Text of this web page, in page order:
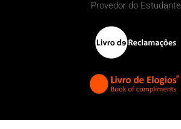
Provedor do Estudante